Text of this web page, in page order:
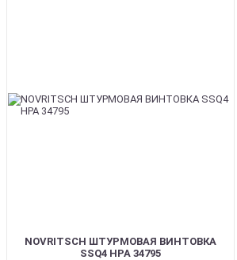
NOVRITSCH ШТУРМОВАЯ ВИНТОВКА
SSQ4 HPA 34795